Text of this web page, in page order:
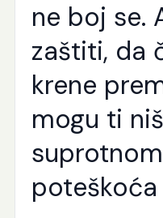
ne boj se.
zaštiti, da
krene
mogu ti
poteškoća